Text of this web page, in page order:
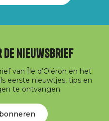
nieuwsbrief
van Île d’Oléron en het
eerste nieuwtjes, tips en
te ontvangen.